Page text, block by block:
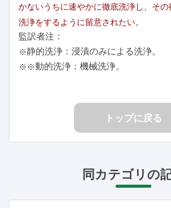
かないうちに速やかに徹底洗浄し、そ
洗浄をするように留意されたい。
監訳者注：
※静的洗浄：浸漬のみによる洗浄。
※※動的洗浄：機械洗浄。
トップに戻る
同カテゴリの